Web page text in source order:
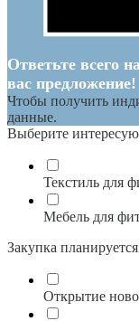
Ответьте всего
вас предложение!
Чтобы получить
данные.
Выберите
Текстиль для
Мебель для
Закупка
Открытие